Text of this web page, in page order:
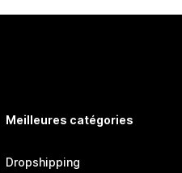
Meilleures catégories
Dropshipping